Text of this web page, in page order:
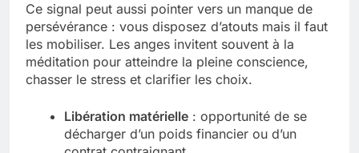
Ce signal peut aussi pointer vers un manque de
persévérance : vous disposez d’atouts mais il faut
les mobiliser. Les anges invitent souvent à la
méditation pour atteindre la pleine conscience,
chasser le stress et clarifier les choix.
Libération matérielle : opportunité de se
décharger d’un poids financier ou d’un